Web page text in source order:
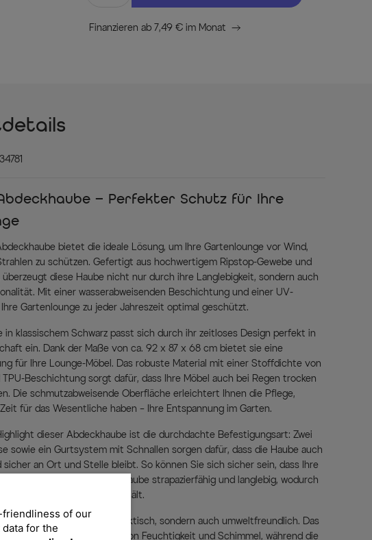
Finanzieren ab 7,49 € im Monat
34781
Abdeckhaube – Perfekter Schutz für Ihre
bietet die ideale Lösung, um Ihre Gartenlounge vor Wind,
zu schützen. Gefertigt aus hochwertigem Ripstop-Gewebe und
diese Haube nicht nur durch ihre Langlebigkeit, sondern auch
Mit einer wasserabweisenden Beschichtung und einer UV-
Gartenlounge zu jeder Jahreszeit optimal geschützt.
in klassischem Schwarz passt sich durch ihr zeitloses Design perfekt in
ein. Dank der Maße von ca. 92 x 87 x 68 cm bietet sie eine
für Ihre Lounge-Möbel. Das robuste Material mit einer Stoffdichte von
TPU-Beschichtung sorgt dafür, dass Ihre Möbel auch bei Regen trocken
Die schmutzabweisende Oberfläche erleichtert Ihnen die Pflege,
für das Wesentliche haben – Ihre Entspannung im Garten.
dieser Abdeckhaube ist die durchdachte Befestigungsart: Zwei
sowie ein Gurtsystem mit Schnallen sorgen dafür, dass die Haube auch
sicher an Ort und Stelle bleibt. So können Sie sich sicher sein, dass Ihre
sind. Zudem ist die Haube strapazierfähig und langlebig, wodurch
Nutzung problemlos standhält.
ist nicht nur praktisch, sondern auch umweltfreundlich. Das
reduziert die Bildung von Feuchtigkeit und Schimmel, während die
friendliness of our
for the